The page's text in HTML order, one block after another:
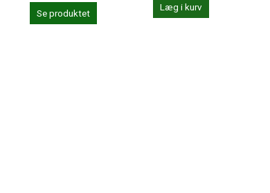
Se produktet
Læg i kurv